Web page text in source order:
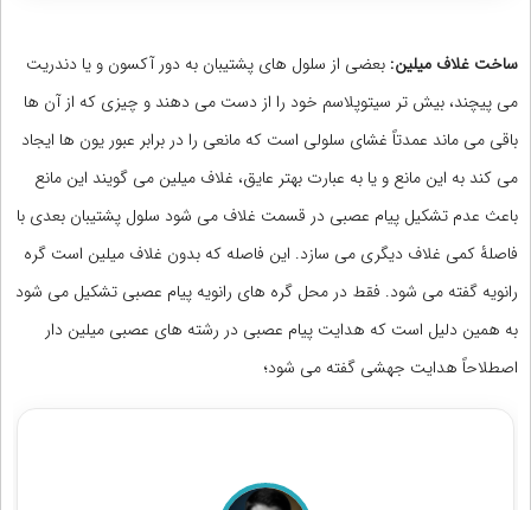
ساخت غلاف میلین: بعضی از سلول های پشتیبان به دور آکسون و یا دندریت
می پیچند، بیش تر سیتوپلاسم خود را از دست می دهند و چیزی که از آن ها
باقی می ماند عمدتاً غشای سلولی است که مانعی را در برابر عبور یون ها ایجاد
می کند به این مانع و یا به عبارت بهتر عایق، غلاف میلین می گویند این مانع
باعث عدم تشکیل پیام عصبی در قسمت غلاف می شود سلول پشتیبان بعدی با
فاصلۀ کمی غلاف دیگری می سازد. این فاصله که بدون غلاف میلین است گره
رانویه گفته می شود. فقط در محل گره های رانویه پیام عصبی تشکیل می شود
به همین دلیل است که هدایت پیام عصبی در رشته های عصبی میلین دار
اصطلاحاً هدایت جهشی گفته می شود؛